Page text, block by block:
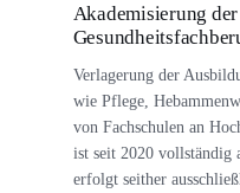
Akademisierung der
Verlagerung der
wie Pflege,
von Fachschulen an
ist seit 2020 vollständig
erfolgt seither